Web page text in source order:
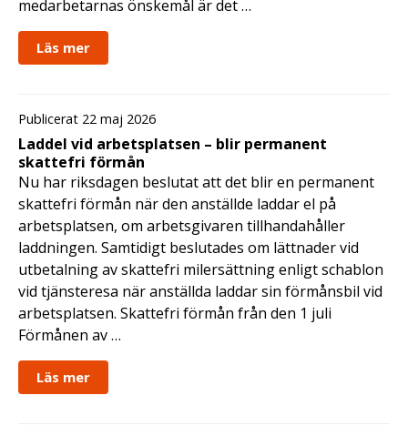
medarbetarnas önskemål är det …
Läs mer
Publicerat 22 maj 2026
Laddel vid arbetsplatsen – blir permanent
skattefri förmån
Nu har riksdagen beslutat att det blir en permanent
skattefri förmån när den anställde laddar el på
arbetsplatsen, om arbetsgivaren tillhandahåller
laddningen. Samtidigt beslutades om lättnader vid
utbetalning av skattefri milersättning enligt schablon
vid tjänsteresa när anställda laddar sin förmånsbil vid
arbetsplatsen. Skattefri förmån från den 1 juli
Förmånen av …
Läs mer